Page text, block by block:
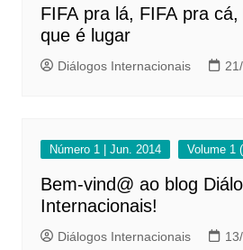
FIFA pra lá, FIFA pra
que é lugar
Diálogos Internacionais
Número 1 | Jun. 2014 Volume 1
Bem-vind@ ao blog
Internacionais!
Diálogos Internacionais